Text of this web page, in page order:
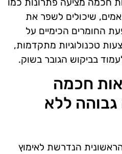
שיכולים לשפר את
החומרים הכימיים על
טכנולוגיות מתקדמות,
בביקוש הגובר בשוק.
חקלאות חכמה
ללא
הנדרשת לאימוץ